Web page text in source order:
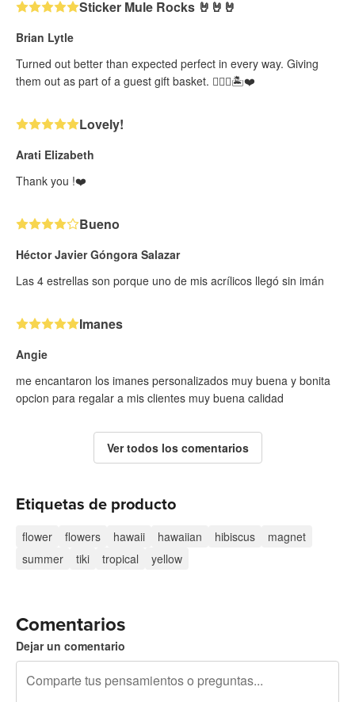
Sticker Mule Rocks 🤘🤘🤘
Brian Lytle
Turned out better than expected perfect in every way. Giving
them out as part of a guest gift basket. 👍🏻🤘🏝️❤️
Lovely!
Arati Elizabeth
Thank you !❤️
Bueno
Héctor Javier Góngora Salazar
Las 4 estrellas son porque uno de mis acrílicos llegó sin imán
Imanes
Angie
me encantaron los imanes personalizados muy buena y bonita
opcion para regalar a mis clientes muy buena calidad
Ver todos los comentarios
Etiquetas de producto
flower flowers hawaii hawaiian hibiscus
magnet
summer
tiki tropical yellow
Comentarios
Dejar un comentario